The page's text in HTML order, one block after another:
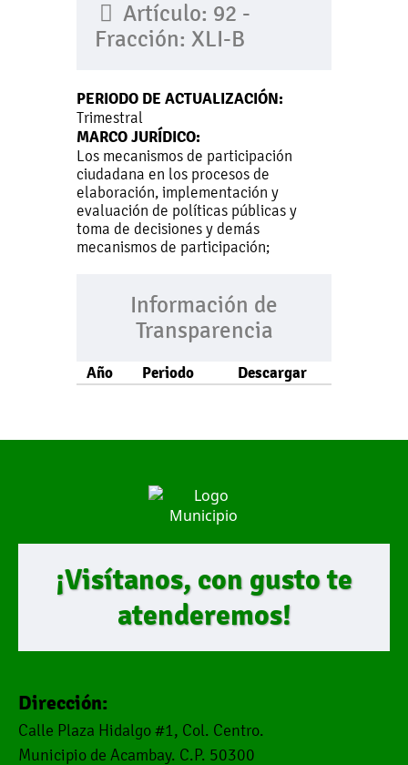
Artículo: 92 -
Fracción: XLI-B
PERIODO DE ACTUALIZACIÓN:
Trimestral
MARCO JURÍDICO:
Los mecanismos de participación
ciudadana en los procesos de
elaboración, implementación y
evaluación de políticas públicas y
toma de decisiones y demás
mecanismos de participación;
Información de
Transparencia
Año Periodo Descargar
¡Visítanos, con gusto te
atenderemos!
Dirección:
Calle Plaza Hidalgo #1, Col. Centro.
Municipio de Acambay. C.P. 50300